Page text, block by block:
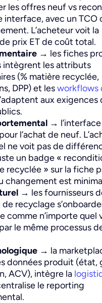
les offres neuf vs
interface, avec un TCO
L’acheteur voit la
prix ET de coût total.
→ les fiches
intègrent les attributs
(% matière recyclée,
DPP) et lesworkflows
aux exigences
→
l’achat de neuf.
ne voit pas de
un badge «
recyclée » sur la fiche
changement est
→ les fournisseurs
recyclage
comme n’importe quel
le même processus
→ la
données produit (état,
ACV), intègre la
le reporting